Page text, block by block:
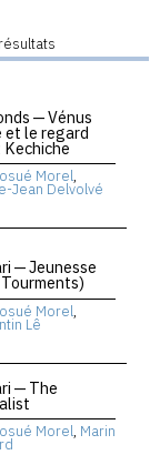
— Vénus
et le regard
Kechiche
Morel,
Jean Delvolvé
— Jeunesse
Morel,
Lê
— The
Morel, Marin